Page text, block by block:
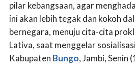
pilar kebangsaan, agar
ini akan lebih tegak dan kokoh
bernegara, menuju cita-cita
Lativa, saat menggelar
Kabupaten Bungo, Jambi, Senin